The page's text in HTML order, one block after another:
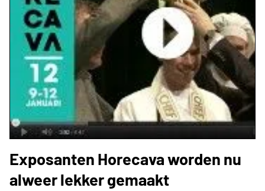
Exposanten Horecava worden nu
alweer lekker gemaakt